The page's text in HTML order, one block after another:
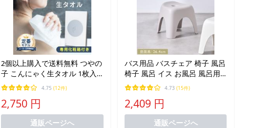
2個以上購入で送料無料 つやの
子 こんにゃく生タオル 1枚入
り 定番モデル ボディタオル ボ
ディウォッシュ こんにゃくタ
オル 柔らかい やわらかい 摩擦
すなお
4.75 (12件)
2,750 円
通販ページへ
バス用品 バスチェア 椅子 風呂
椅子 風呂 イス お風呂 風呂用
いす 高め ｜ Trevi-T バススツ
ール ライトグレー KEYUCA(ケ
ユカ)
4.73 (15件)
2,409 円
通販ページへ